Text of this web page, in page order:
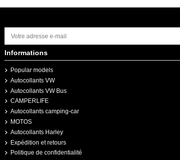
Informations
Popular models
Autocollants VW
Autocollants VW Bus
CAMPERLIFE
Autocollants camping-car
MOTOS
Autocollants Harley
Expédition et retours
Politique de confidentialité